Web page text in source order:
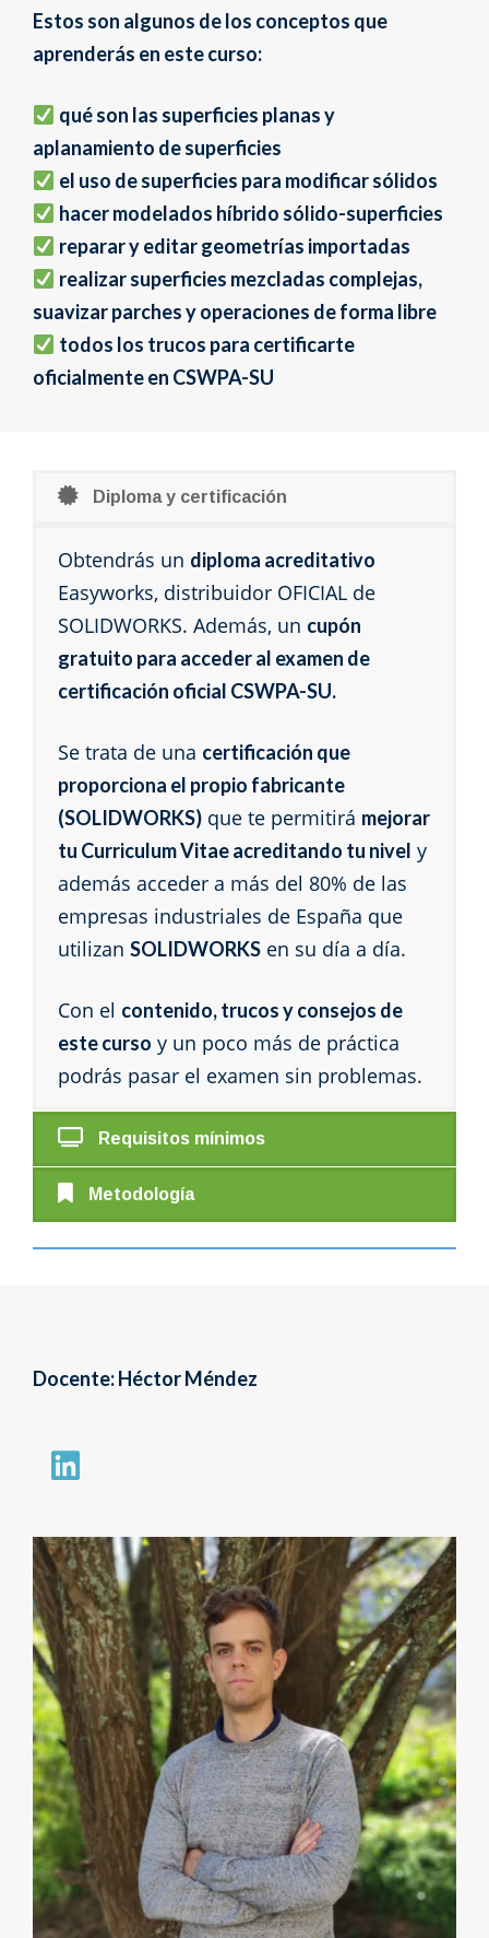
Estos son algunos de los conceptos que
aprenderás en este curso:
qué son las superficies planas y
aplanamiento de superficies
el uso de superficies para modificar sólidos
hacer modelados híbrido sólido-superficies
reparar y editar geometrías importadas
realizar superficies mezcladas complejas,
suavizar parches y operaciones de forma libre
todos los trucos para certificarte
oficialmente en CSWPA-SU
Diploma y certificación
Obtendrás un diploma acreditativo
Easyworks, distribuidor OFICIAL de
SOLIDWORKS. Además, un cupón
gratuito para acceder al examen de
certificación oficial CSWPA-SU.
Se trata de una certificación que
proporciona el propio fabricante
(SOLIDWORKS) que te permitirá mejorar
tu Curriculum Vitae acreditando tu nivel y
además acceder a más del 80% de las
empresas industriales de España que
utilizan SOLIDWORKS en su día a día.
Con el contenido, trucos y consejos de
este curso y un poco más de práctica
podrás pasar el examen sin problemas.
Requisitos mínimos
Metodología
Docente: Héctor Méndez